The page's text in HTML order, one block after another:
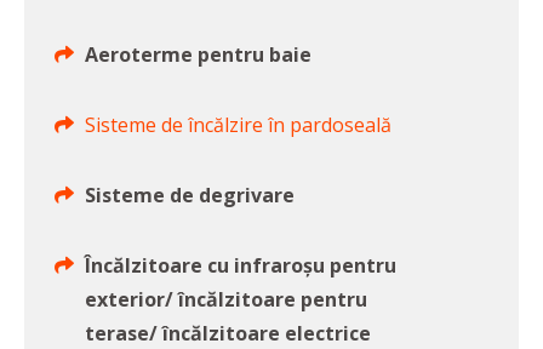
Aeroterme pentru baie
Sisteme de încălzire în pardoseală
Sisteme de degrivare
Încălzitoare cu infraroșu pentru
exterior/ încălzitoare pentru
terase/ încălzitoare electrice